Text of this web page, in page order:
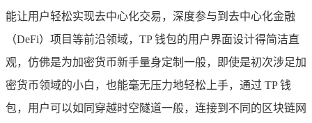
能让用户轻松实现去中心化交易，深度参与到去中心化金融
（DeFi）项目等前沿领域，TP 钱包的用户界面设计得简洁直
观，仿佛是为加密货币新手量身定制一般，即使是初次涉足加
密货币领域的小白，也能毫无压力地轻松上手，通过 TP 钱
包，用户可以如同穿越时空隧道一般，连接到不同的区块链网